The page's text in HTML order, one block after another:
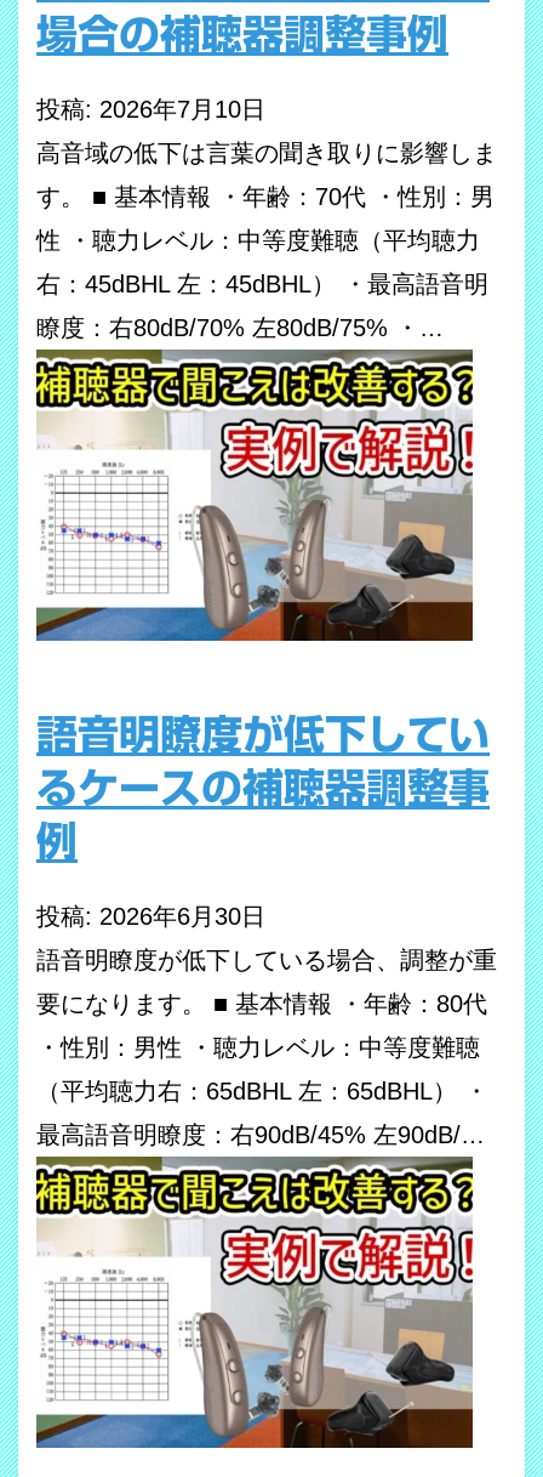
場合の補聴器調整事例
投稿: 2026年7月10日
高音域の低下は言葉の聞き取りに影響しま
す。 ■ 基本情報 ・年齢：70代 ・性別：男
性 ・聴力レベル：中等度難聴（平均聴力
右：45dBHL 左：45dBHL） ・最高語音明
瞭度：右80dB/70% 左80dB/75% ・…
語音明瞭度が低下してい
るケースの補聴器調整事
例
投稿: 2026年6月30日
語音明瞭度が低下している場合、調整が重
要になります。 ■ 基本情報 ・年齢：80代
・性別：男性 ・聴力レベル：中等度難聴
（平均聴力右：65dBHL 左：65dBHL） ・
最高語音明瞭度：右90dB/45% 左90dB/…